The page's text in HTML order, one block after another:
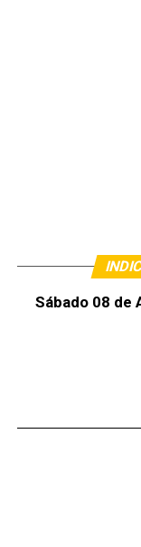
Sábado 08 de